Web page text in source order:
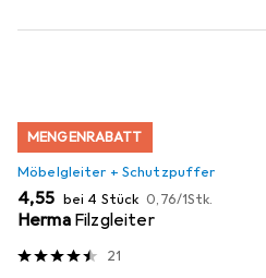
MENGENRABATT
Möbelgleiter + Schutzpuffer
EUR
4,55 bei 4 Stück EUR
0,76/1Stk.
Herma Filzgleiter
21